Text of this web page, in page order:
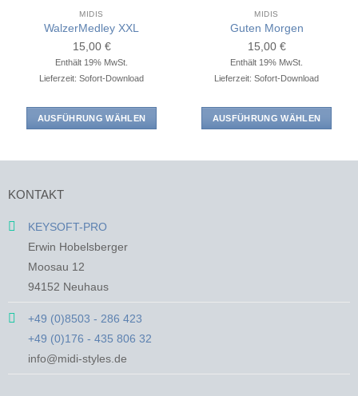
MIDIS
WalzerMedley XXL
15,00 €
Enthält 19% MwSt.
Lieferzeit: Sofort-Download
AUSFÜHRUNG WÄHLEN
auf.
Optionen
auf
der
Produktseite
gewählt
werden
MIDIS
Guten Morgen
15,00 €
Enthält 19% MwSt.
Lieferzeit: Sofort-Download
AUSFÜHRUNG WÄHLEN
der
KONTAKT
KEYSOFT-PRO
Erwin Hobelsberger
Moosau 12
94152 Neuhaus
+49 (0)8503 - 286 423
+49 (0)176 - 435 806 32
info@midi-styles.de